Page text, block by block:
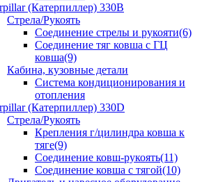
(Катерпиллер) 330B
Стрела/Рукоять
Соединение стрелы и рукояти(6)
Соединение тяг ковша с ГЦ
ковша(9)
Кабина, кузовные детали
Система кондиционирования и
отопления
(Катерпиллер) 330D
Стрела/Рукоять
Крепления г/цилиндра ковша к
тяге(9)
Соединение ковш-рукоять(11)
Соединение ковша с тягой(10)